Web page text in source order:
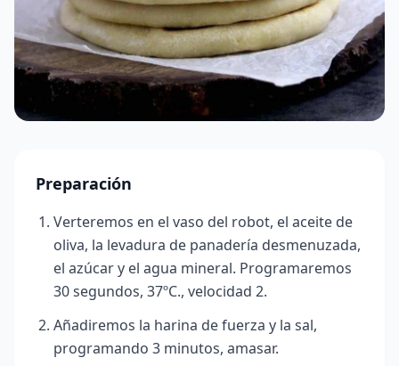
Preparación
Verteremos en el vaso del robot, el aceite de
oliva, la levadura de panadería desmenuzada,
el azúcar y el agua mineral. Programaremos
30 segundos, 37ºC., velocidad 2.
Añadiremos la harina de fuerza y la sal,
programando 3 minutos, amasar.